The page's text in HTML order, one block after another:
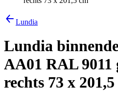
Lundia
Lundia
AA01 RAL 9011
rechts 73 x